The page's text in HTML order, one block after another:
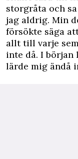
storgråta och
jag aldrig. Min
försökte säga
allt till varje
inte då. I början
lärde mig ändå